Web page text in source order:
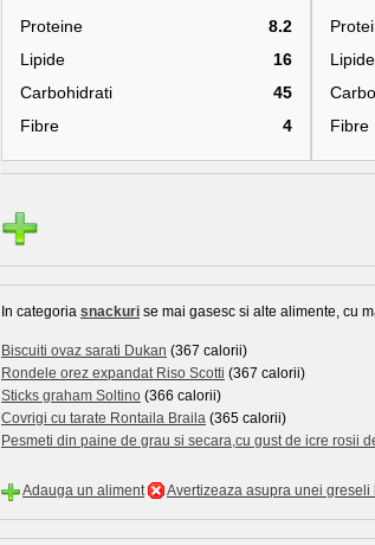
Proteine
8.2
Lipide
16
Carbohidrati
45
Fibre
4
Lipide
Fibre
In categoria snackuri se mai gasesc si alte alimente, cu
Biscuiti ovaz sarati Dukan (367 calorii)
Rondele orez expandat Riso Scotti (367 calorii)
Sticks graham Soltino (366 calorii)
Covrigi cu tarate Rontaila Braila (365 calorii)
Pesmeti din paine de grau si secara,cu gust de icre rosii
Adauga un aliment Avertizeaza asupra unei greseli